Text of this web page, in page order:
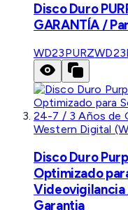
Disco Duro
GARANTÍA /
WD23PURZ
Western Digital
Disco Duro
Optimizado
Videovigilancia
Garantia